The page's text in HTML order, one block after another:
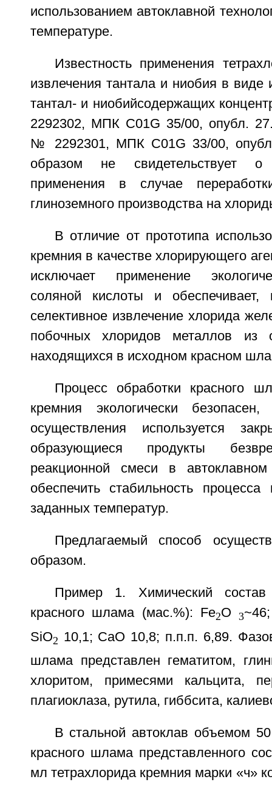
использованием автоклавной
температуре.
Известность применения
извлечения тантала и ниобия в виде
тантал- и ниобийсодержащих
2292302, МПК C01G 35/00, опубл.
№ 2292301, МПК C01G 33/00,
образом не свидетельствует о
применения в случае
глиноземного производства на
В отличие от прототипа
кремния в качестве хлорирующего
исключает применение
соляной кислоты и
селективное извлечение хлорида
побочных хлоридов металлов
находящихся в исходном красном
Процесс обработки красного
кремния экологически
осуществления используется
образующиеся продукты
реакционной смеси в
обеспечить стабильность
заданных температур.
Предлагаемый способ
образом.
Пример 1. Химический состав
красного шлама (мас.%): Fe2O 3
SiO2 10,1; CaO 10,8; п.п.п. 6,89.
шлама представлен гематитом,
хлоритом, примесями кальцита,
плагиоклаза, рутила, гиббсита,
В стальной автоклав объемом
красного шлама представленного
мл тетрахлорида кремния марки «ч»